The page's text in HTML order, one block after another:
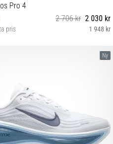
Pro 4
2 706 kr 2 030 kr
pris 1 948 kr
42 42⅔ 43⅓ 44 44⅔ 45⅓ 46⅔ 47⅓Ny